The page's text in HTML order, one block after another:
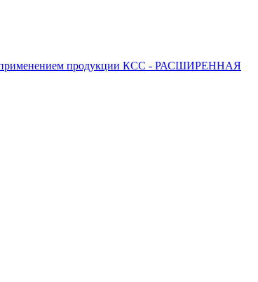
с применением продукции КСС - РАСШИРЕННАЯ